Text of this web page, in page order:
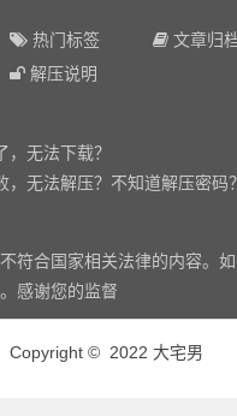
热门标签
文章归
解压说明
无法下载？
，无法解压？不知道解压密码？
符合国家相关法律的内容。
感谢您的监督
Copyright © 2022 大宅男